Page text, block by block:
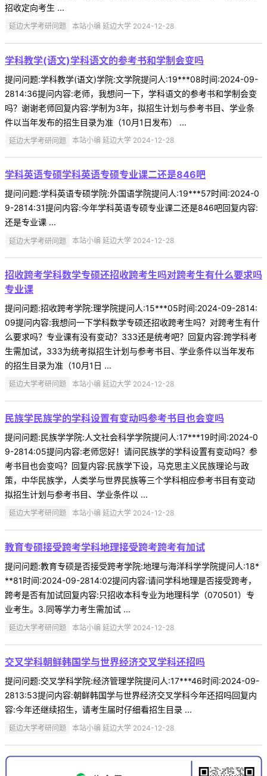
招收定向考生 ...
延边大学考研问题 本站小编 延边大学 2024-12-28
学科教学(语文)学科语文的参考书和学制会变吗
提问问题:学科教学(语文)学院:文学院提问人:19***08时间:2024-09-
2814:36提问内容:老师，我想问一下，学科语文的参考书和学制会变
吗？谢谢老师回复内容:学制为3年，拟招生计划与参考书目、学业条
件以当年发布的招生目录为准（10月1日发布） ...
延边大学考研问题 本站小编 延边大学 2024-12-28
学科英语专硕学科英语专硕专业课二还是846吧
提问问题:学科英语专硕学院:外国语学院提问人:19***57时间:2024-0
9-2814:31提问内容:今年学科英语专硕专业课二还是846吧回复内容:
还是专业课 ...
延边大学考研问题 本站小编 延边大学 2024-12-28
招收跨考学科数学专硕还招收跨考生吗对跨考生有什么要求吗
专业课
提问问题:招收跨考学院:理学院提问人:15***05时间:2024-09-2814:
09提问内容:我想问一下学科数学专硕还招收跨考生吗？对跨考生有什
么要求吗？专业课有没有变动？333还是统考吧？回复内容:跨学科考
生需加试，333为统考拟招生计划与参考书目、学业条件以当年发布
的招生目录为准（10月1日 ...
延边大学考研问题 本站小编 延边大学 2024-12-28
民族学民族学的学科设置有变动吗参考书目也会变吗
提问问题:民族学学院:人文社会科学学院提问人:17***19时间:2024-0
9-2814:05提问内容:老师您好！请问民族学的学科设置有变动吗？参
考书目也会变吗？回复内容:民族学下设，马克思主义民族理论与政
策，中华民族学，人类学与世界民族等三个学科相应参考书目有变动
拟招生计划与参考书目、学业条件以 ...
延边大学考研问题 本站小编 延边大学 2024-12-28
教育专硕接受跨考学科地理接受跨考跨考有加试
提问问题:教育专硕是否接受跨考学院:地理与海洋科学学院提问人:18*
**81时间:2024-09-2814:02提问内容:请问学科地理是否接受跨考，
跨考是否有加试回复内容:只招收本科专业为地理科学（070501）专
业考生。3.同等学力考生需加试 ...
延边大学考研问题 本站小编 延边大学 2024-12-28
交叉学科朝鲜韩国学与世界经济交叉学科还招吗
提问问题:交叉学科学院:经济管理学院提问人:17***46时间:2024-09-
2813:53提问内容:朝鲜韩国学与世界经济交叉学科今年还招吗回复内
容:今年还继续招生，请考生届时仔细看招生目录 ...
延边大学考研问题 本站小编 延边大学 2024-12-28